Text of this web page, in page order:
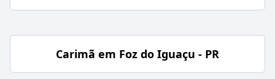
Carimã em Foz do Iguaçu - PR